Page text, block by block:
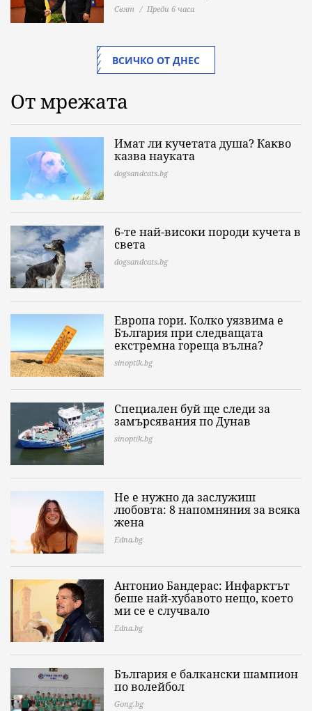
Свят Преди 6 часа
ВСИЧКО ОТ ДНЕС
От мрежата
Имат ли кучетата душа? Какво
казва науката
dogsandcats.bg
6-те най-високи породи кучета в
света
dogsandcats.bg
Европа гори. Колко уязвима е
България при следващата
екстремна гореща вълна?
sinoptik.bg
Специален буй ще следи за
замърсявания по Дунав
sinoptik.bg
Не е нужно да заслужиш
любовта: 8 напомняния за всяка
жена
Edna.bg
Антонио Бандерас: Инфарктът
беше най-хубавото нещо, което
ми се е случвало
Edna.bg
България е балкански шампион
по волейбол
Gong.bg